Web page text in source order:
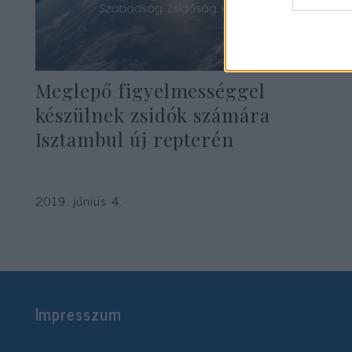
Meglepő figyelmességgel
készülnek zsidók számára
Isztambul új repterén
2019. június 4.
Impresszum